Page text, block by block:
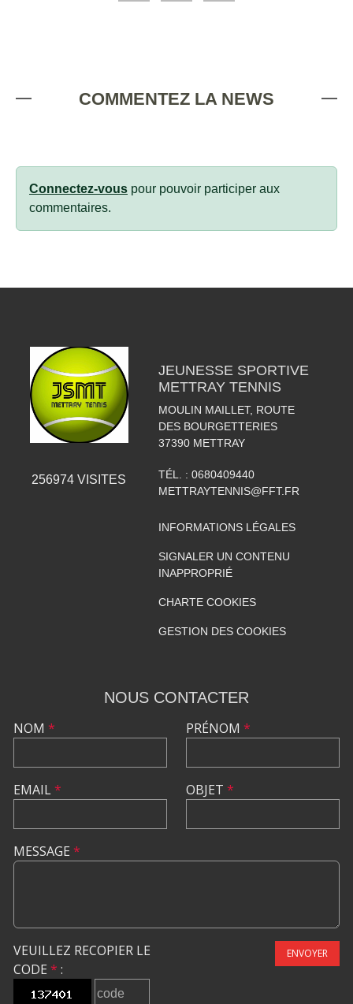
COMMENTEZ LA NEWS
Connectez-vous pour pouvoir participer aux
commentaires.
256974 VISITES
JEUNESSE SPORTIVE
METTRAY TENNIS
MOULIN MAILLET, ROUTE
DES BOURGETTERIES
37390 METTRAY
TÉL. : 0680409440
METTRAYTENNIS@FFT.FR
INFORMATIONS LÉGALES
SIGNALER UN CONTENU
INAPPROPRIÉ
CHARTE COOKIES
GESTION DES COOKIES
NOUS CONTACTER
NOM *
EMAIL*
PRÉNOM *
OBJET *
MESSAGE *
VEUILLEZ RECOPIER LE
CODE * :
ENVOYER